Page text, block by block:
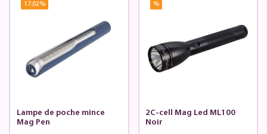
17.02%
Lampe de poche mince
Mag Pen
%
2C-cell Mag Led ML100
Noir